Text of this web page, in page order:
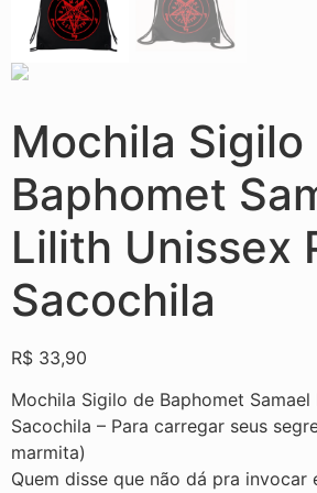
Mochila Sigilo
Baphomet
Lilith Unissex
Sacochila
R$ 33,90
Mochila Sigilo de Baphomet
Sacochila – Para carregar seus
marmita)
Quem disse que não dá pra invocar